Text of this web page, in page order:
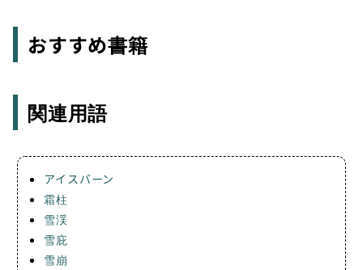
おすすめ書籍
関連用語
アイスバーン
霜柱
雪渓
雪庇
雪崩